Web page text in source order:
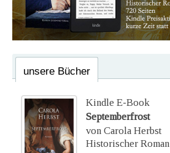
unsere Bücher
Kindle E-Book
Septemberfrost
von Carola Herbst
Historischer Roman